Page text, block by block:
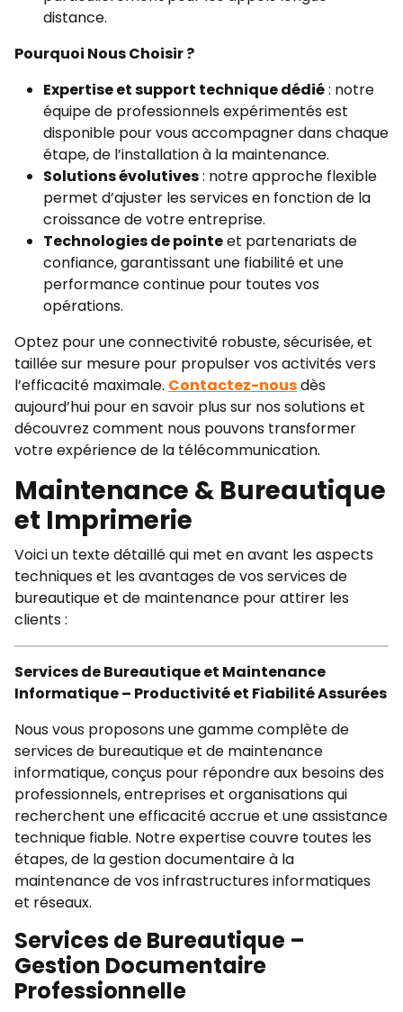
distance.
Pourquoi Nous Choisir ?
Expertise et support technique dédié: notre
équipe de professionnels expérimentés est
disponible pour vous accompagner dans chaque
étape, de l’installation à la maintenance.
Solutions évolutives: notre approche flexible
permet d’ajuster les services en fonction de la
croissance de votre entreprise.
Technologies de pointeet partenariats de
confiance, garantissant une fiabilité et une
performance continue pour toutes vos
opérations.
Optez pour une connectivité robuste, sécurisée, et
taillée sur mesure pour propulser vos activités vers
l’efficacité maximale. Contactez-nousdès
aujourd’hui pour en savoir plus sur nos solutions et
découvrez comment nous pouvons transformer
votre expérience de la télécommunication.
Maintenance & Bureautique
et Imprimerie
Voici un texte détaillé qui met en avant les aspects
techniques et les avantages de vos services de
bureautique et de maintenance pour attirer les
clients :
Services de Bureautique et Maintenance
Informatique – Productivité et Fiabilité Assurées
Nous vous proposons une gamme complète de
services de bureautique et de maintenance
informatique, conçus pour répondre aux besoins des
professionnels, entreprises et organisations qui
recherchent une efficacité accrue et une assistance
technique fiable. Notre expertise couvre toutes les
étapes, de la gestion documentaire à la
maintenance de vos infrastructures informatiques
et réseaux.
Services de Bureautique –
Gestion Documentaire
Professionnelle